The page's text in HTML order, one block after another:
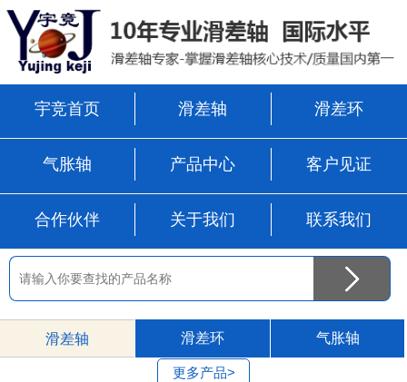
宇竞首页 滑差轴 滑差环
气胀轴 产品中心 客户见证
合作伙伴 关于我们 联系我们
滑差轴 滑差环 气胀轴
更多产品>